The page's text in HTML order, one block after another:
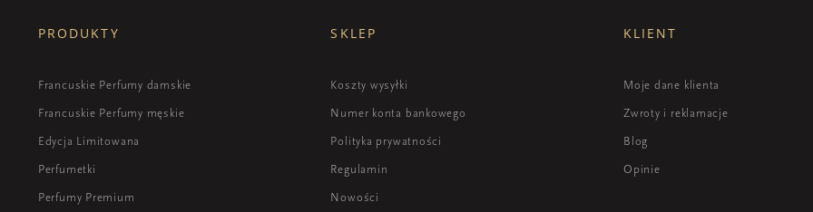
PRODUKTY
Francuskie Perfumy damskie
Francuskie Perfumy męskie
Edycja Limitowana
Perfumetki
Perfumy Premium
SKLEP
Koszty wysyłki
Numer konta bankowego
Polityka prywatności
Regulamin
Nowości
KLIENT
Moje dane klienta
Zwroty i reklamacje
Blog
Opinie